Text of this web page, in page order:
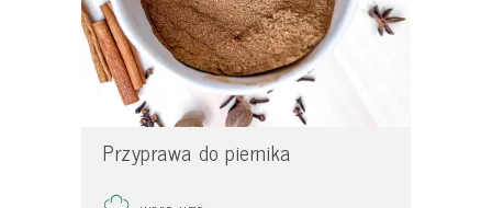
Przyprawa do piernika